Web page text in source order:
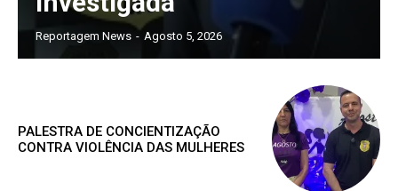
Reportagem News - Agosto 5, 2026
PALESTRA DE CONCIENTIZAÇÃO
CONTRA VIOLÊNCIA DAS MULHERES